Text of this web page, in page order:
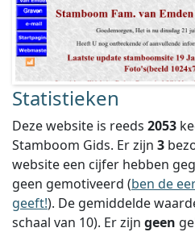
Statistieken
Deze website is reeds 2053
Stamboom Gids. Er zijn 3
website een cijfer hebben
geen gemotiveerd (ben de
geeft!). De gemiddelde
schaal van 10). Er zijn geen